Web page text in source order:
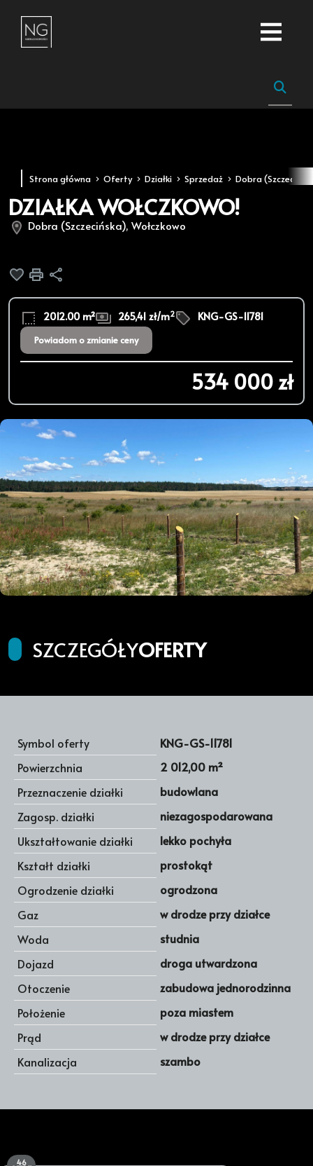
Strona główna Oferty Działki Sprzedaż Dobra
DZIAŁKA WOŁCZKOWO!
Dobra (Szczecińska), Wołczkowo
Dodaj do ulubionych
Drukuj
2012.00 m² 265,41 zł/m2 KNG-GS-11781
Powiadom o zmianie ceny
534 000 zł
SZCZEGÓŁYOFERTY
Symbol oferty
KNG-GS-11781
Powierzchnia
2 012,00 m²
Przeznaczenie działki
budowlana
Zagosp. działki
niezagospodarowana
Ukształtowanie działki
lekko pochyła
Kształt działki
prostokąt
Ogrodzenie działki
ogrodzona
Gaz
w drodze przy działce
Woda
studnia
Dojazd
droga utwardzona
Otoczenie
zabudowa jednorodzinna
Położenie
poza miastem
Prąd
w drodze przy działce
Kanalizacja
szambo
46